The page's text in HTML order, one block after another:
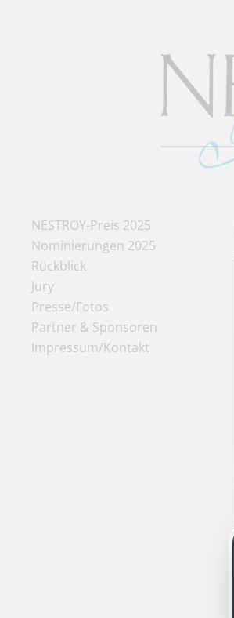
NESTROY-Preis 2025
Nominierungen 2025
Rückblick
Jury
Presse/Fotos
Partner & Sponsoren
Impressum/Kontakt